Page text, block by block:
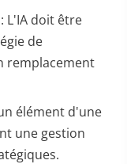
L'IA doit être
de
remplacement
élément d'une
une gestion